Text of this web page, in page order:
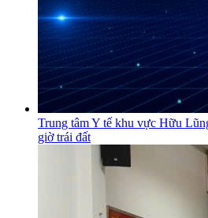
Trung tâm Y tế khu vực Hữu
giờ trái đất